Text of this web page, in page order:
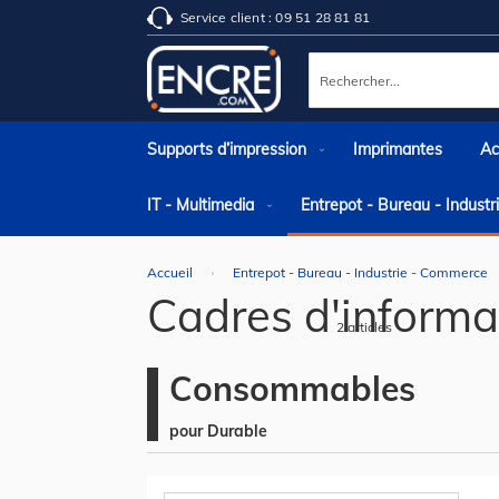
Service client : 09 51 28 81 81
Rechercher
Supports d’impression Imprimantes
IT - Multimedia Entrepot - Bureau -
Accueil Entrepot - Bureau - Industrie - Commerce
Cadres 2 articles
Consommables
pour Durable